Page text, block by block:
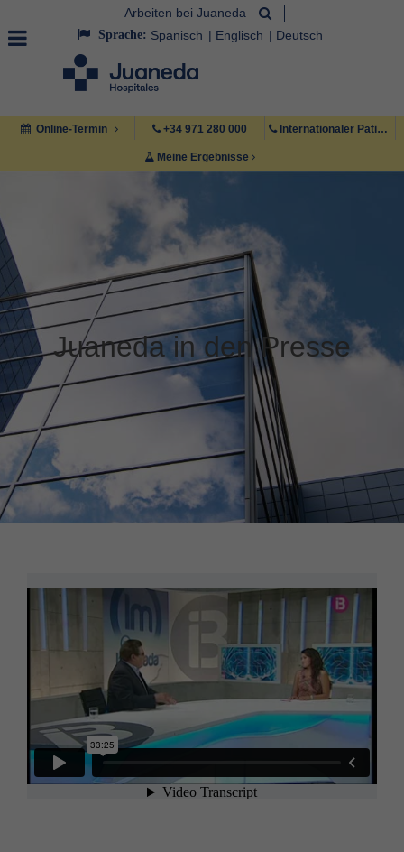
Arbeiten bei Juaneda
Sprache: Spanisch Englisch Deutsch
Online-Termin +34 971 280 000 Internationaler Patient +34 971 222 222
Meine Ergebnisse
Juaneda in den Presse